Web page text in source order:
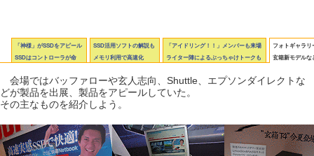
「神様」がSSDをアピール
SSDはコントローラが命
SSD活用ソフトの解説も
メモリ利用で高速化
「アイドリング！！」メンバーも来場
ライター陣によるぶっちゃけトークも
フォトギャラリ
玄箱新モデルな
会場ではバッファローや玄人志向、Shuttle、エプソンダイレクトな
どが製品を出展、製品をアピールしていた。
その主なものを紹介しよう。